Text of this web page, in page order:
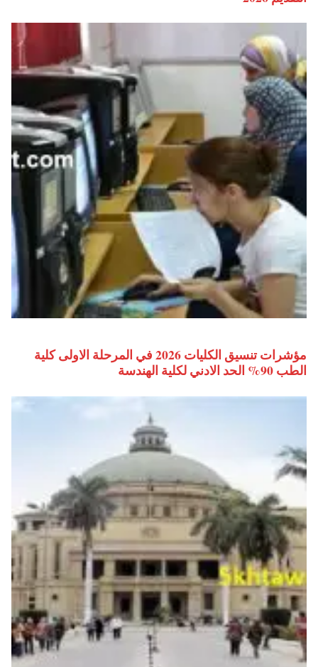
مؤشرات تنسيق الكليات 2026 في المرحلة الاولى كلية
الطب 90% الحد الادني لكلية الهندسة